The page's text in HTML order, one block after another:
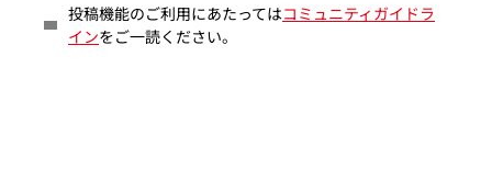
投稿機能のご利用にあたってはコミュニティガイドラ
インをご一読ください。